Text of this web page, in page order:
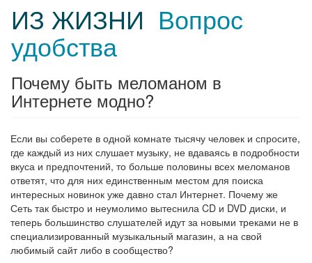
ИЗ ЖИЗНИ Вопрос
удобства
Почему быть меломаном в
Интернете модно?
Если вы соберете в одной комнате тысячу человек и спросите,
где каждый из них слушает музыку, не вдаваясь в подробности
вкуса и предпочтений, то больше половины всех меломанов
ответят, что для них единственным местом для поиска
интересных новинок уже давно стал Интернет. Почему же
Сеть так быстро и неумолимо вытеснила CD и DVD диски, и
теперь большинство слушателей идут за новыми треками не в
специализированный музыкальный магазин, а на свой
любимый сайт либо в сообщество?